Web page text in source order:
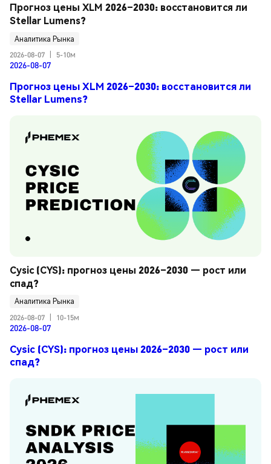
Прогноз цены XLM 2026–2030: восстановится ли
Stellar Lumens?
Аналитика Рынка
2026-08-07
5-10м
2026-08-07
Прогноз цены XLM 2026–2030: восстановится ли
Stellar Lumens?
Cysic (CYS): прогноз цены 2026–2030 — рост или
спад?
Аналитика Рынка
2026-08-07
10-15м
2026-08-07
Cysic (CYS): прогноз цены 2026–2030 — рост или
спад?